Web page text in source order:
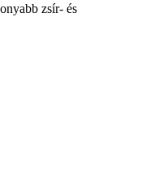
zsír- és